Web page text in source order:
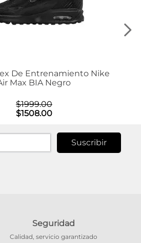
De Entrenamiento Nike
Max BIA Negro
$1999.00
$1508.00
Suscribir
Seguridad
Calidad, servicio garantizado